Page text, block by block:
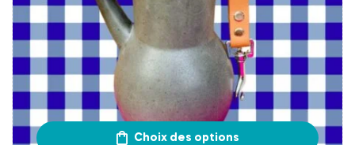
Choix des options